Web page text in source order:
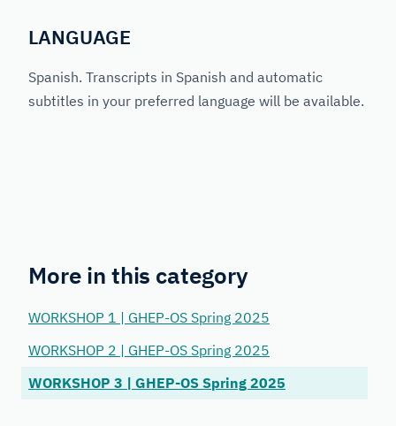
LANGUAGE
Spanish. Transcripts in Spanish and automatic
subtitles in your preferred language will be available.
More in this category
WORKSHOP 1 | GHEP-OS Spring 2025
WORKSHOP 2 | GHEP-OS Spring 2025
WORKSHOP 3 | GHEP-OS Spring 2025